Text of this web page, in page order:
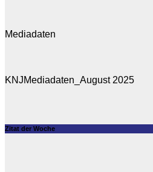
Mediadaten
KNJMediadaten_August 2025
Zitat der Woche